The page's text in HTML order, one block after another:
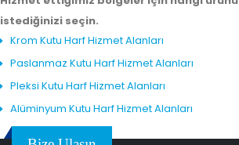
istediğinizi seçin.
Krom Kutu Harf Hizmet Alanları
Paslanmaz Kutu Harf Hizmet Alanları
Pleksi Kutu Harf Hizmet Alanları
Alüminyum Kutu Harf Hizmet Alanları